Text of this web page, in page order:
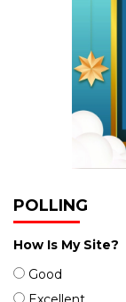
POLLING
How Is My Site?
Good